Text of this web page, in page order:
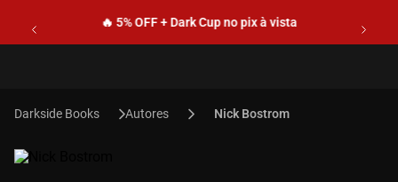
🔥 5% OFF + Dark Cup no pix à vista
Autores Nick Bostrom